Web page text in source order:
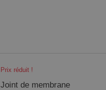
Prix réduit !
Joint de membrane